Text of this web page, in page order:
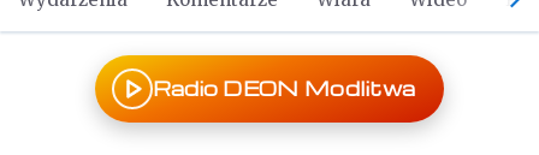
Radio DEON Modlitwa